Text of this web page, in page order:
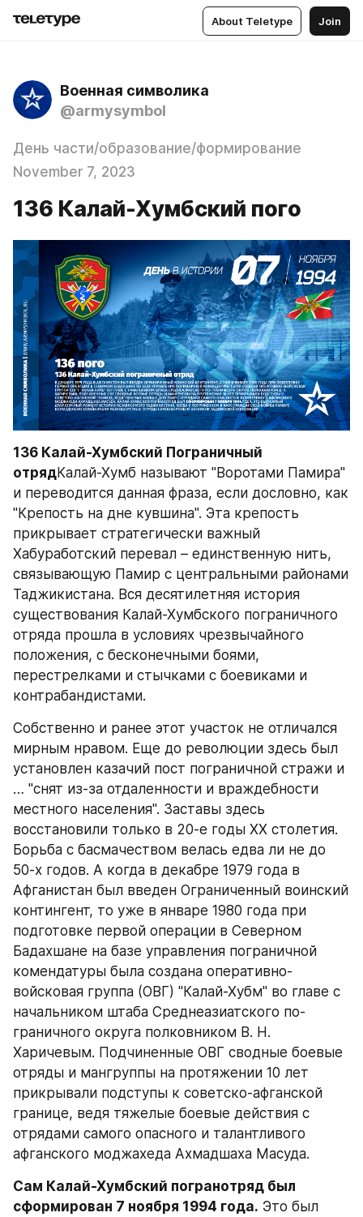
About Teletype Join
Военная символика
@armysymbol
День части/образование/формирование
November 7, 2023
136 Калай-Хумбский пого
136 Калай-Хумбский Пограничный
отрядКалай-Хумб называют "Воротами Памира"
и переводится данная фраза, если дословно, как
"Крепость на дне кувшина". Эта крепость
прикрывает стратегически важный
Хабуработский перевал – единственную нить,
связывающую Памир с центральными районами
Таджикистана. Вся десятилетняя история
существования Калай-Хумбского пограничного
отряда прошла в условиях чрезвычайного
положения, с бесконечными боями,
перестрелками и стычками с боевиками и
контрабандистами.
Собственно и ранее этот участок не отличался
мирным нравом. Еще до революции здесь был
установлен казачий пост пограничной стражи и
… "снят из-за отдаленности и враждебности
местного населения". Заставы здесь
восстановили только в 20-е годы ХХ столетия.
Борьба с басмачеством велась едва ли не до
50-х годов. А когда в декабре 1979 года в
Афганистан был введен Ограниченный воинский
контингент, то уже в январе 1980 года при
подготовке первой операции в Северном
Бадахшане на базе управления пограничной
комендатуры была создана оперативно-
войсковая группа (ОВГ) "Калай-Хубм" во главе с
начальником штаба Среднеазиатского по-
граничного округа полковником В. Н.
Харичевым. Подчиненные ОВГ сводные боевые
отряды и мангруппы на протяжении 10 лет
прикрывали подступы к советско-афганской
границе, ведя тяжелые боевые действия с
отрядами самого опасного и талантливого
афганского моджахеда Ахмадшаха Масуда.
Сам Калай-Хумбский погранотряд был
сформирован 7 ноября 1994 года. Это был